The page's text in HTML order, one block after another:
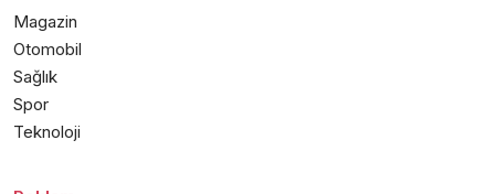
Magazin
Otomobil
Sağlık
Spor
Teknoloji